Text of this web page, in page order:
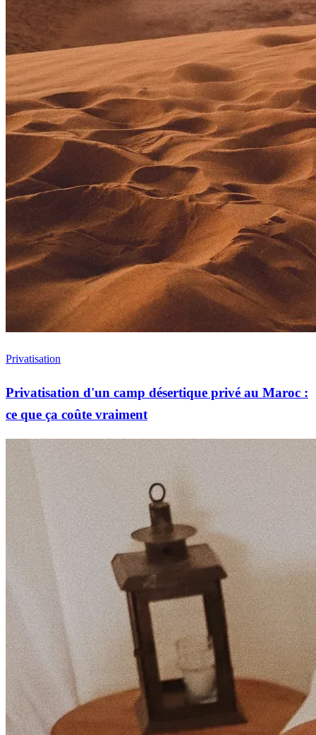
Privatisation
Privatisation d'un camp désertique privé au Maroc :
ce que ça coûte vraiment